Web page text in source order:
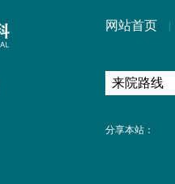
网站首页
分享本站：